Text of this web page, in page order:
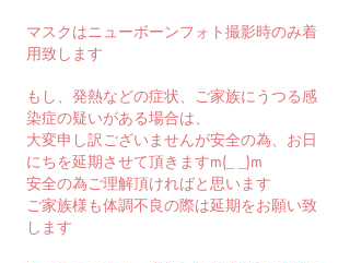
マスクはニューボーンフォト撮影時のみ着
用致します
もし、発熱などの症状、ご家族にうつる感
染症の疑いがある場合は、
大変申し訳ございませんが安全の為、お日
にちを延期させて頂きますm(_ _)m
安全の為ご理解頂ければと思います
ご家族様も体調不良の際は延期をお願い致
します